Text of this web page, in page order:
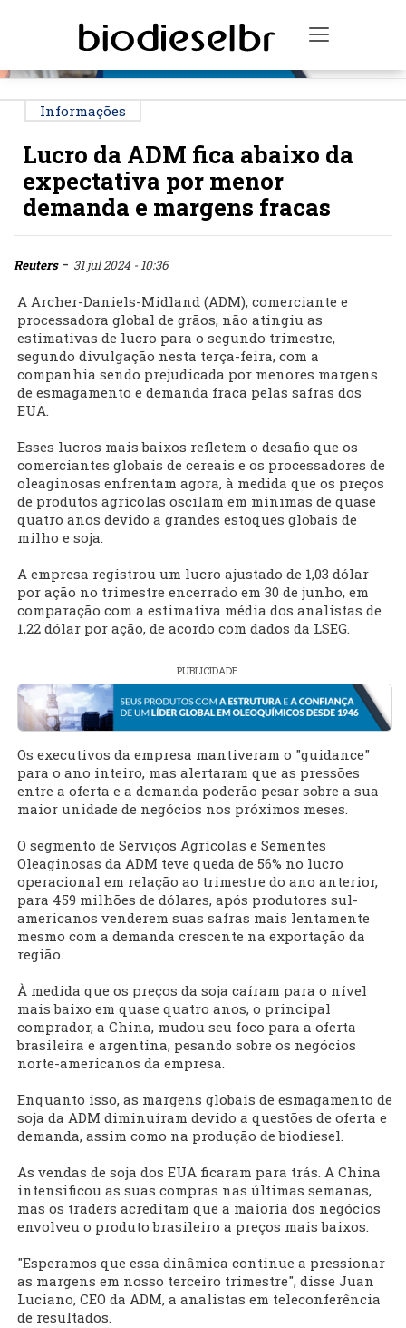
Toggle
Informações
Lucro da ADM fica abaixo da
expectativa por menor
demanda e margens fracas
Reuters- 31 jul 2024 - 10:36
A Archer-Daniels-Midland (ADM), comerciante e
processadora global de grãos, não atingiu as
estimativas de lucro para o segundo trimestre,
segundo divulgação nesta terça-feira, com a
companhia sendo prejudicada por menores margens
de esmagamento e demanda fraca pelas safras dos
EUA.
Esses lucros mais baixos refletem o desafio que os
comerciantes globais de cereais e os processadores de
oleaginosas enfrentam agora, à medida que os preços
de produtos agrícolas oscilam em mínimas de quase
quatro anos devido a grandes estoques globais de
milho e soja.
A empresa registrou um lucro ajustado de 1,03 dólar
por ação no trimestre encerrado em 30 de junho, em
comparação com a estimativa média dos analistas de
1,22 dólar por ação, de acordo com dados da LSEG.
PUBLICIDADE
Os executivos da empresa mantiveram o "guidance"
para o ano inteiro, mas alertaram que as pressões
entre a oferta e a demanda poderão pesar sobre a sua
maior unidade de negócios nos próximos meses.
O segmento de Serviços Agrícolas e Sementes
Oleaginosas da ADM teve queda de 56% no lucro
operacional em relação ao trimestre do ano anterior,
para 459 milhões de dólares, após produtores sul-
americanos venderem suas safras mais lentamente
mesmo com a demanda crescente na exportação da
região.
À medida que os preços da soja caíram para o nível
mais baixo em quase quatro anos, o principal
comprador, a China, mudou seu foco para a oferta
brasileira e argentina, pesando sobre os negócios
norte-americanos da empresa.
Enquanto isso, as margens globais de esmagamento de
soja da ADM diminuíram devido a questões de oferta e
demanda, assim como na produção de biodiesel.
As vendas de soja dos EUA ficaram para trás. A China
intensificou as suas compras nas últimas semanas,
mas os traders acreditam que a maioria dos negócios
envolveu o produto brasileiro a preços mais baixos.
"Esperamos que essa dinâmica continue a pressionar
as margens em nosso terceiro trimestre", disse Juan
Luciano, CEO da ADM, a analistas em teleconferência
de resultados.